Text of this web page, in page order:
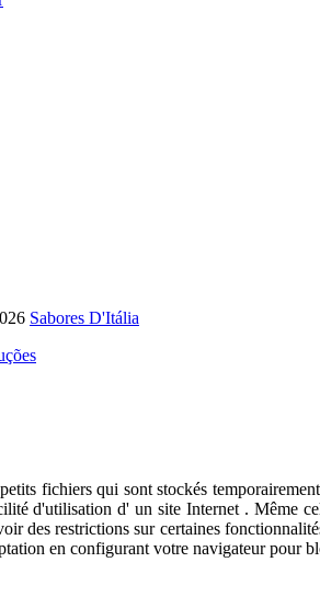
Sabores D'Itália
fichiers qui sont stockés
d'utilisation d' un site Internet . Même
des restrictions sur certaines
en configurant votre navigateur pour